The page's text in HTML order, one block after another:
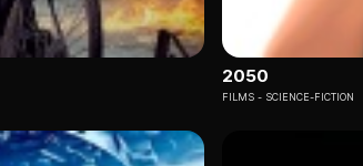
2050
FILMS SCIENCE-FICTION